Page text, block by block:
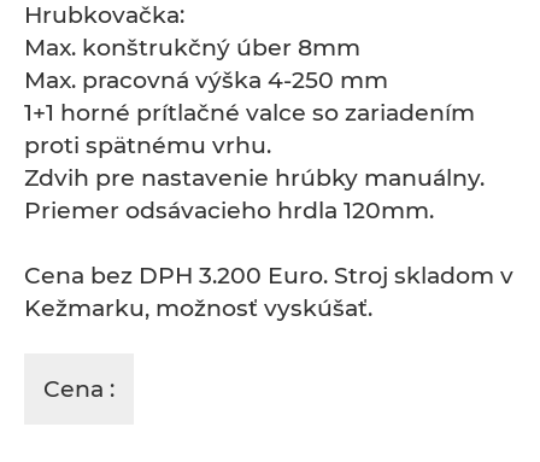
Hrubkovačka:
Max. konštrukčný úber 8mm
Max. pracovná výška 4-250 mm
1+1 horné prítlačné valce so zariadením
proti spätnému vrhu.
Zdvih pre nastavenie hrúbky manuálny.
Priemer odsávacieho hrdla 120mm.
Cena bez DPH 3.200 Euro. Stroj skladom v
Kežmarku, možnosť vyskúšať.
Cena :